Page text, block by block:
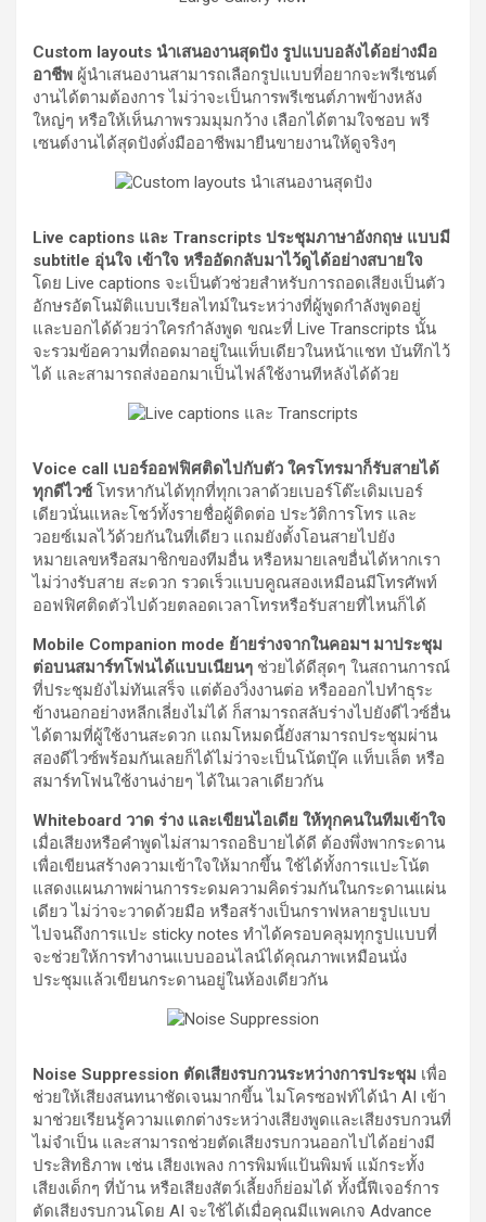
Custom layouts นำเสนองานสุดปัง รูปแบบอลังได้อย่างมือ
อาชีพ ผู้นำเสนองานสามารถเลือกรูปแบบที่อยากจะพรีเซนต์
งานได้ตามต้องการ ไม่ว่าจะเป็นการพรีเซนต์ภาพข้างหลัง
ใหญ่ๆ หรือให้เห็นภาพรวมมุมกว้าง เลือกได้ตามใจชอบ พรี
เซนต์งานได้สุดปังดั่งมืออาชีพมายืนขายงานให้ดูจริงๆ
Live captions และ Transcripts ประชุมภาษาอังกฤษ แบบมี
subtitle อุ่นใจ เข้าใจ หรืออัดกลับมาไว้ดูได้อย่างสบายใจ
โดย Live captions จะเป็นตัวช่วยสำหรับการถอดเสียงเป็นตัว
อักษรอัตโนมัติแบบเรียลไทม์ในระหว่างที่ผู้พูดกำลังพูดอยู่
และบอกได้ด้วยว่าใครกำลังพูด ขณะที่ Live Transcripts นั้น
จะรวมข้อความที่ถอดมาอยู่ในแท็บเดียวในหน้าแชท บันทึกไว้
ได้ และสามารถส่งออกมาเป็นไฟล์ใช้งานทีหลังได้ด้วย
Voice call เบอร์ออฟฟิศติดไปกับตัว ใครโทรมาก็รับสายได้
ทุกดีไวซ์โทรหากันได้ทุกที่ทุกเวลาด้วยเบอร์โต๊ะเดิมเบอร์
เดียวนั่นแหละโชว์ทั้งรายชื่อผู้ติดต่อ ประวัติการโทร และ
วอยซ์เมลไว้ด้วยกันในที่เดียว แถมยังตั้งโอนสายไปยัง
หมายเลขหรือสมาชิกของทีมอื่น หรือหมายเลขอื่นได้หากเรา
ไม่ว่างรับสาย สะดวก รวดเร็วแบบคูณสองเหมือนมีโทรศัพท์
ออฟฟิศติดตัวไปด้วยตลอดเวลาโทรหรือรับสายที่ไหนก็ได้
Mobile Companion mode ย้ายร่างจากในคอมฯ มาประชุม
ต่อบนสมาร์ทโฟนได้แบบเนียนๆ ช่วยได้ดีสุดๆ ในสถานการณ์
ที่ประชุมยังไม่ทันเสร็จ แต่ต้องวิ่งงานต่อ หรือออกไปทำธุระ
ข้างนอกอย่างหลีกเลี่ยงไม่ได้ ก็สามารถสลับร่างไปยังดีไวซ์อื่น
ได้ตามที่ผู้ใช้งานสะดวก แถมโหมดนี้ยังสามารถประชุมผ่าน
สองดีไวซ์พร้อมกันเลยก็ได้ไม่ว่าจะเป็นโน้ตบุ๊ค แท็บเล็ต หรือ
สมาร์ทโฟนใช้งานง่ายๆ ได้ในเวลาเดียวกัน
Whiteboard วาด ร่าง และเขียนไอเดีย ให้ทุกคนในทีมเข้าใจ
เมื่อเสียงหรือคำพูดไม่สามารถอธิบายได้ดี ต้องพึ่งพากระดาน
เพื่อเขียนสร้างความเข้าใจให้มากขึ้น ใช้ได้ทั้งการแปะโน้ต
แสดงแผนภาพผ่านการระดมความคิดร่วมกันในกระดานแผ่น
เดียว ไม่ว่าจะวาดด้วยมือ หรือสร้างเป็นกราฟหลายรูปแบบ
ไปจนถึงการแปะ sticky notes ทำได้ครอบคลุมทุกรูปแบบที่
จะช่วยให้การทำงานแบบออนไลน์ได้คุณภาพเหมือนนั่ง
ประชุมแล้วเขียนกระดานอยู่ในห้องเดียวกัน
Noise Suppression ตัดเสียงรบกวนระหว่างการประชุม เพื่อ
ช่วยให้เสียงสนทนาชัดเจนมากขึ้น ไมโครซอฟท์ได้นำ AI เข้า
มาช่วยเรียนรู้ความแตกต่างระหว่างเสียงพูดและเสียงรบกวนที่
ไม่จำเป็น และสามารถช่วยตัดเสียงรบกวนออกไปได้อย่างมี
ประสิทธิภาพ เช่น เสียงเพลง การพิมพ์แป้นพิมพ์ แม้กระทั้ง
เสียงเด็กๆ ที่บ้าน หรือเสียงสัตว์เลี้ยงก็ย่อมได้ ทั้งนี้ฟีเจอร์การ
ตัดเสียงรบกวนโดย AI จะใช้ได้เมื่อคุณมีแพคเกจ Advance